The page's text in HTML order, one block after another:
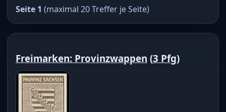
Seite 1 (maximal 20 Treffer je Seite)
Freimarken: Provinzwappen (3 Pfg)